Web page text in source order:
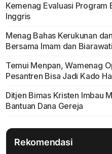
Kemenag Evaluasi Program
Inggris
Menag Bahas Kerukunan
Bersama Imam dan
Temui Menpan, Wamenag
Pesantren Bisa Jadi Kado
Ditjen Bimas Kristen Imbau
Bantuan Dana Gereja
Rekomendasi